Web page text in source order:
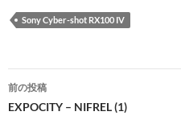
Sony Cyber-shot RX100 IV
投
稿
前の投稿
EXPOCITY – NIFREL (1)